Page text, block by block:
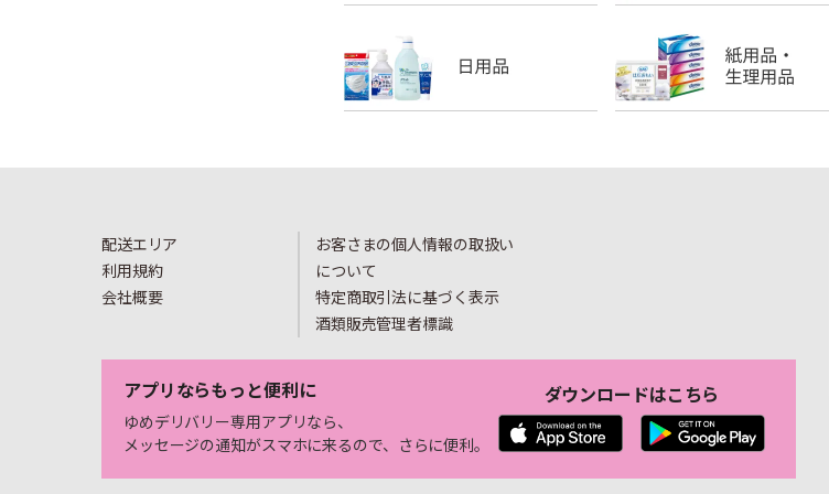
配送エリア
利用規約
会社概要
お客さまの個人情報の取扱い
について
特定商取引法に基づく表示
酒類販売管理者標識
アプリならもっと便利に
ゆめデリバリー専用アプリなら、
メッセージの通知がスマホに来るので、さらに便利。
ダウンロードはこちら